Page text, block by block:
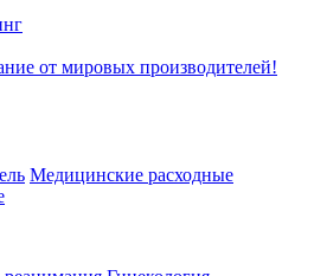
от мировых производителей!
Медицинские расходные